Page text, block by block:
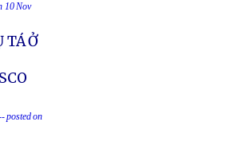
10 Nov
TÁ Ở
posted on